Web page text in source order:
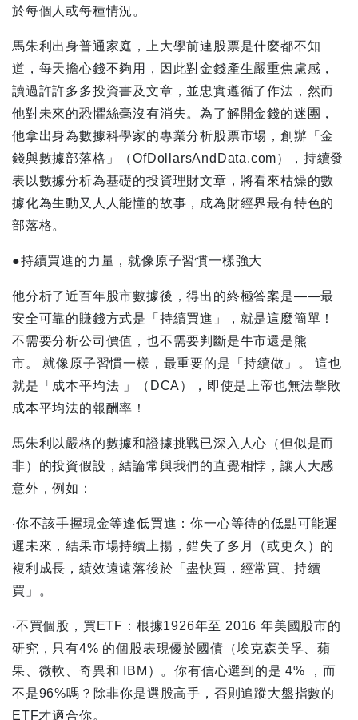
於每個人或每種情況。
馬朱利出身普通家庭，上大學前連股票是什麼都不知
道，每天擔心錢不夠用，因此對金錢產生嚴重焦慮感，
讀過許許多多投資書及文章，並忠實遵循了作法，然而
他對未來的恐懼絲毫沒有消失。為了解開金錢的迷團，
他拿出身為數據科學家的專業分析股票市場，創辦「金
錢與數據部落格」（OfDollarsAndData.com），持續發
表以數據分析為基礎的投資理財文章，將看來枯燥的數
據化為生動又人人能懂的故事，成為財經界最有特色的
部落格。
●持續買進的力量，就像原子習慣一樣強大
他分析了近百年股市數據後，得出的終極答案是——最
安全可靠的賺錢方式是「持續買進」，就是這麼簡單！
不需要分析公司價值，也不需要判斷是牛市還是熊
市。 就像原子習慣一樣，最重要的是「持續做」。 這也
就是「成本平均法 」（DCA），即使是上帝也無法擊敗
成本平均法的報酬率！
馬朱利以嚴格的數據和證據挑戰已深入人心（但似是而
非）的投資假設，結論常與我們的直覺相悖，讓人大感
意外，例如：
‧你不該手握現金等逢低買進：你一心等待的低點可能遲
遲未來，結果市場持續上揚，錯失了多月（或更久）的
複利成長，績效遠遠落後於「盡快買，經常買、持續
買」。
‧不買個股，買ETF：根據1926年至 2016 年美國股市的
研究，只有4% 的個股表現優於國債（埃克森美孚、蘋
果、微軟、奇異和 IBM）。你有信心選到的是 4% ，而
不是96%嗎？除非你是選股高手，否則追蹤大盤指數的
ETF才適合你。